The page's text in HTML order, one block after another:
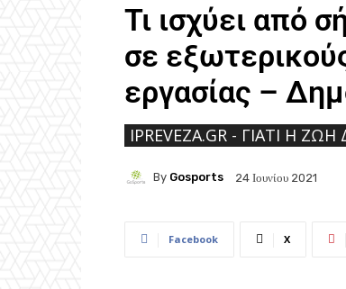
Τι ισχύει από
σε
εργασίας –
IPREVEZA.GR - ΓΙΑΤΊ Η
By Gosports 24 Ιουνίου 2021
Facebook X